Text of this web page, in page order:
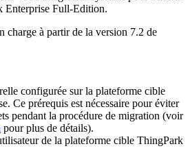
Enterprise Full-Edition.
charge à partir de la version 7.2 de
configurée sur la plateforme cible
Ce prérequis est nécessaire pour éviter
pendant la procédure de migration (voir
pour plus de détails).
de la plateforme cible ThingPark